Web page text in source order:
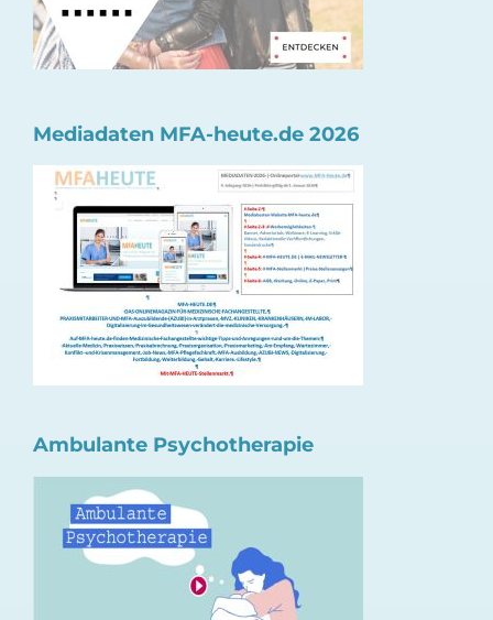
Mediadaten MFA-heute.de 2026
Ambulante Psychotherapie